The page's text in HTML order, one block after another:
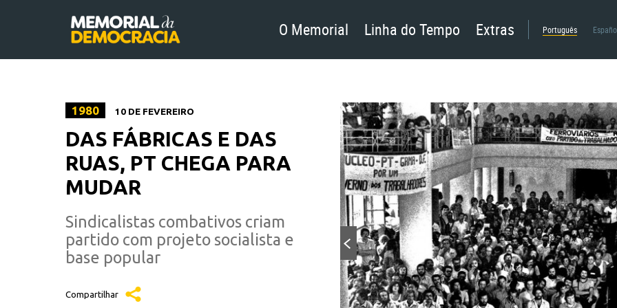
O Memorial Linha do Tempo Extras Português
1980 10 DE FEVEREIRO
DAS FÁBRICAS E DAS
RUAS, PT CHEGA PARA
MUDAR
Sindicalistas combativos criam
partido com projeto socialista e
base popular
Compartilhar